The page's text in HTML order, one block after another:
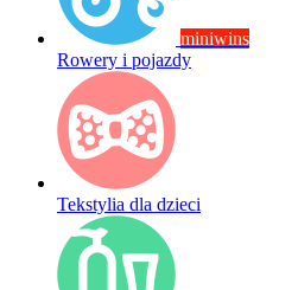
miniwins
Rowery i pojazdy
Tekstylia dla dzieci